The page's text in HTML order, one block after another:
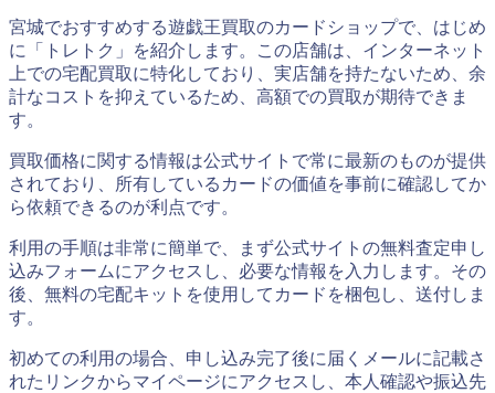
宮城でおすすめする遊戯王買取のカードショップで、はじめ
に「トレトク」を紹介します。この店舗は、インターネット
上での宅配買取に特化しており、実店舗を持たないため、余
計なコストを抑えているため、高額での買取が期待できま
す。
買取価格に関する情報は公式サイトで常に最新のものが提供
されており、所有しているカードの価値を事前に確認してか
ら依頼できるのが利点です。
利用の手順は非常に簡単で、まず公式サイトの無料査定申し
込みフォームにアクセスし、必要な情報を入力します。その
後、無料の宅配キットを使用してカードを梱包し、送付しま
す。
初めての利用の場合、申し込み完了後に届くメールに記載さ
れたリンクからマイページにアクセスし、本人確認や振込先